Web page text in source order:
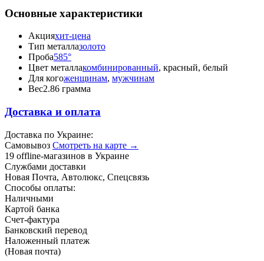
Основные характеристики
Акцияхит-цена
Тип металлазолото
Проба585°
Цвет металлакомбинированный, красный, белый
Для когоженщинам, мужчинам
Вес2.86 грамма
Доставка и оплата
Доставка по Украине:
Самовывоз Смотреть на карте →
19 offline-магазинов в Украине
Службами доставки
Новая Почта, Автолюкс, Спецсвязь
Способы оплаты:
Наличными
Картой банка
Счет-фактура
Банковский перевод
Наложенный платеж
(Новая почта)